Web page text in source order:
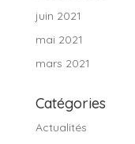
juin 2021
mai 2021
mars 2021
Catégories
Actualités